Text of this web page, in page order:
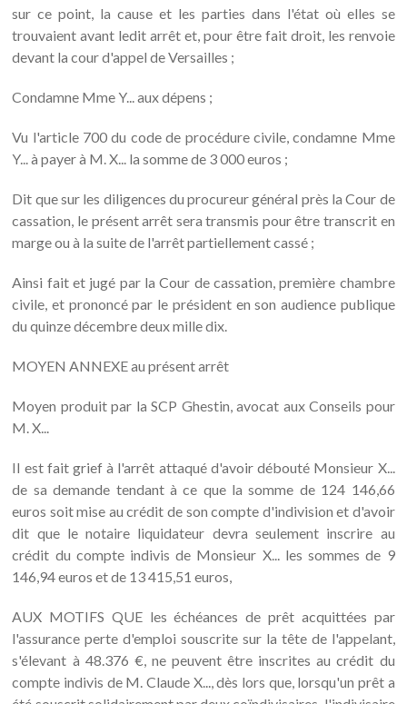
sur ce point, la cause et les parties dans l'état où elles se
trouvaient avant ledit arrêt et, pour être fait droit, les renvoie
devant la cour d'appel de Versailles ;
Condamne Mme Y... aux dépens ;
Vu l'article 700 du code de procédure civile, condamne Mme
Y... à payer à M. X... la somme de 3 000 euros ;
Dit que sur les diligences du procureur général près la Cour de
cassation, le présent arrêt sera transmis pour être transcrit en
marge ou à la suite de l'arrêt partiellement cassé ;
Ainsi fait et jugé par la Cour de cassation, première chambre
civile, et prononcé par le président en son audience publique
du quinze décembre deux mille dix.
MOYEN ANNEXE au présent arrêt
Moyen produit par la SCP Ghestin, avocat aux Conseils pour
M. X...
Il est fait grief à l'arrêt attaqué d'avoir débouté Monsieur X...
de sa demande tendant à ce que la somme de 124 146,66
euros soit mise au crédit de son compte d'indivision et d'avoir
dit que le notaire liquidateur devra seulement inscrire au
crédit du compte indivis de Monsieur X... les sommes de 9
146,94 euros et de 13 415,51 euros,
AUX MOTIFS QUE les échéances de prêt acquittées par
l'assurance perte d'emploi souscrite sur la tête de l'appelant,
s'élevant à 48.376 €, ne peuvent être inscrites au crédit du
compte indivis de M. Claude X..., dès lors que, lorsqu'un prêt a